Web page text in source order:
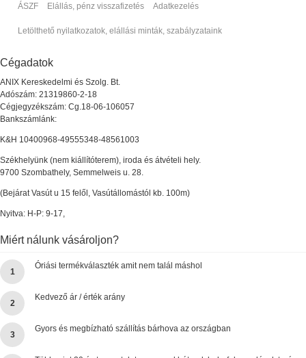
ÁSZF Elállás, pénz visszafizetés Adatkezelés
Letölthető nyilatkozatok, elállási minták, szabályzataink
Cégadatok
ANIX Kereskedelmi és Szolg. Bt.
Adószám: 21319860-2-18
Cégjegyzékszám: Cg.18-06-106057
Bankszámlánk:
K&H 10400968-49555348-48561003
Székhelyünk (nem kiállítóterem), iroda és átvételi hely.
9700 Szombathely, Semmelweis u. 28.
(Bejárat Vasút u 15 felől, Vasútállomástól kb. 100m)
Nyitva: H-P: 9-17,
Miért nálunk vásároljon?
1
Óriási termékválaszték amit nem talál máshol
2
Kedvező ár / érték arány
3
Gyors és megbízható szállítás bárhova az országban